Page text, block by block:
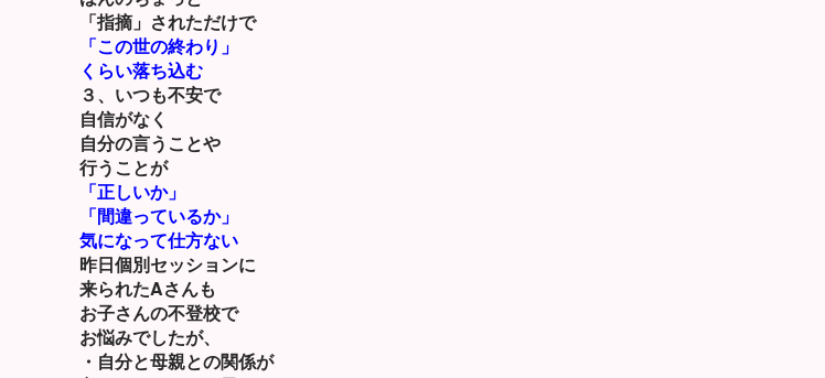
「指摘」されただけで
「この世の終わり」
くらい落ち込む
３、いつも不安で
自信がなく
自分の言うことや
行うことが
「正しいか」
「間違っているか」
気になって仕方ない
昨日個別セッションに
来られたAさんも
お子さんの不登校で
お悩みでしたが、
・自分と母親との関係が